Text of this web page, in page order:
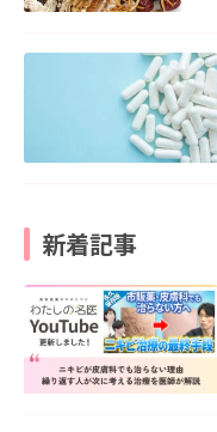
新着記事